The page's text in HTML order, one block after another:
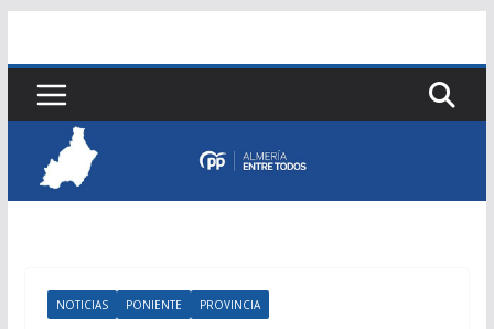
contenido
NOTICIAS PONIENTE PROVINCIA